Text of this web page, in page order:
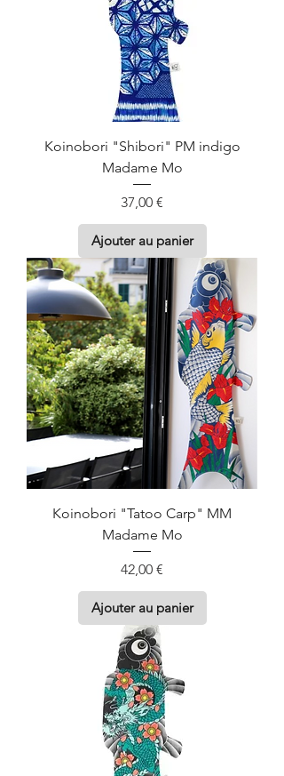
Koinobori "Shibori" PM indigo
Madame Mo
Prix
37,00 €
Ajouter au panier
Koinobori "Tatoo Carp" MM
Madame Mo
Prix
42,00 €
Ajouter au panier